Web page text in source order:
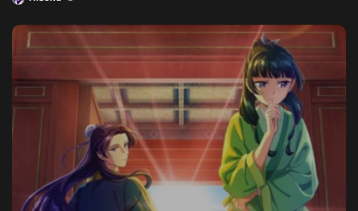
Posted